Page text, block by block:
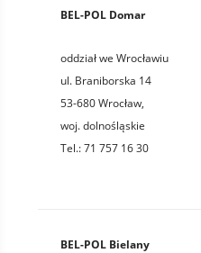
BEL-POL Domar
oddział we Wrocławiu
ul. Braniborska 14
53-680Wrocław,
woj.dolnośląskie
Tel.:71 757 16 30
BEL-POL Bielany